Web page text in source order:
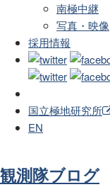
南極中継
写真・映像
採用情報
国立極地研究所
EN
観測隊ブログ